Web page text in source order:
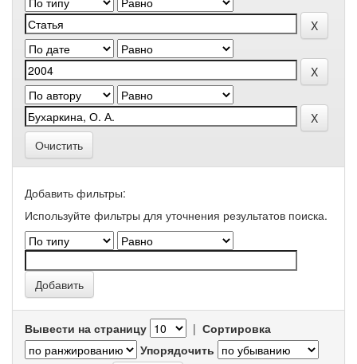
Очистить
Добавить фильтры:
Используйте фильтры для уточнения результатов поиска.
Вывести на страницу | Сортировка
Упорядочить